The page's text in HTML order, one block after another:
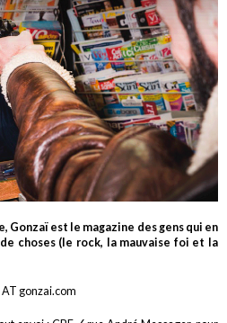
Gonzaï est le magazine des gens qui en
choses (le rock, la mauvaise foi et la
gonzai.com